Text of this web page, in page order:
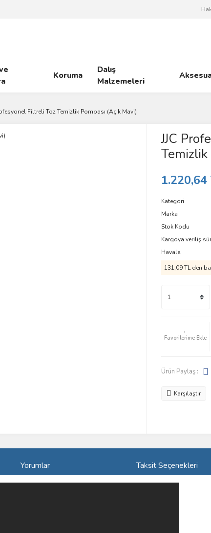
Koruma
Dalış
Malzemeleri
Filtreli Toz Temizlik Pompası (Açık Mavi)
JJC
Temizlik
1.220,64
Kategori
Marka
Stok Kodu
Kargoya veriliş
Havale
131,09 TL den
Ürün Paylaş :
Karşılaştır
Yorumlar Taksit Seçenekleri